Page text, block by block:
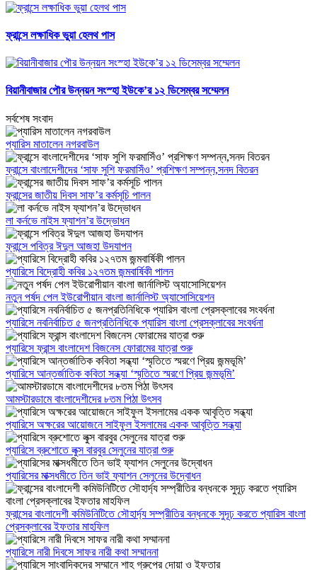
ফ্রান্সে লক্ষাধিক ভুয়া হেলথ পাস
বিয়ানীবাজার পৌর উন্নয়ন সংস্হা ইউকে’র ১২ ডিসেম্বর সম্মেলন
সর্বশেষ সংবাদ
প্যারিস মাতালেন নগরবাউল
ফ্রান্সে বাংলাদেশীদের ‘সাফ সুশি ফরমাসিঁও’ প্রশিক্ষণ সম্পন্ন,সনদ বিতরন
ফ্রান্সের জাতীয় দিবস সাফ’র কর্মসূচি পালন
লা কর্নভে নাইস ফ্যাশন’র উদ্ভোধন
ফ্রান্সে পবিত্র ঈদুল আজহা উদযাপন
প্যারিসে বিদ্রোহী কবির ১২৭তম জন্মবার্ষিকী পালন
নতুন পর্ষদ পেল ইউরোপীয়ান বাংলা জার্নালিস্ট অ্যাসোসিয়েশন
প্যারিসে নবনির্বাচিত ৫ জনপ্রতিনিধিকে প্যারিস বাংলা প্রেসক্লাবের সংবর্ধনা
প্যারিসে ফ্রান্স বাংলাদেশ বিজনেস ফোরামের যাত্রা শুরু
প্যারিসে আন্তর্জাতিক কবিতা সন্ধ্যা ‘স্মৃতিতে স্মরণে প্রিয় জন্মভূমি’
আমস্টারডামে বাংলাদেশীদের ৮তম পিঠা উৎসব
প্যারিসে অক্ষরের আয়োজনে সাইফুল ইসলামের একক আবৃত্তি সন্ধ্যা
প্যারিসে ব্রুশোতে লুক্স বারবুর সেলুনের যাত্রা শুরু
প্যারিসের মাক্সধমীতে তিন ভাই ফ্যাশন সেলুনের উদ্বোধন
ফ্রান্সের বাংলাদেশী কমিউনিটিতে সৌহার্দ্য সম্প্রীতির বন্ধনকে সুদূঢ় করতে প্যারিস বাংলা
প্রেসক্লাবের ইফতার মাহফিল
প্যারিসে নারী দিবসে সাফর নারী কথা সম্মাননা